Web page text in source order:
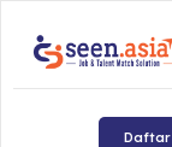
Daftar